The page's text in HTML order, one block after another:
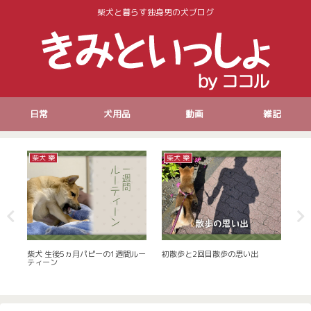
柴犬と暮らす独身男の犬ブログ
日常 犬用品 動画 雑記
柴犬 樂
柴犬 生後5ヵ月パピーの1週間ルー
ティーン
柴犬 樂
初散歩と2回目散歩の思い出